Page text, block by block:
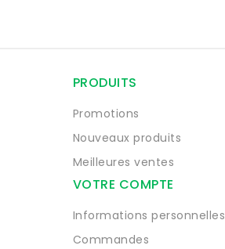
PRODUITS
Promotions
Nouveaux produits
Meilleures ventes
VOTRE COMPTE
Informations personnelles
Commandes